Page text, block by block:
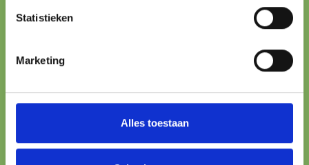
Statistieken
Marketing
Alles toestaan
All major methods
We’re here to help
100% SAFE